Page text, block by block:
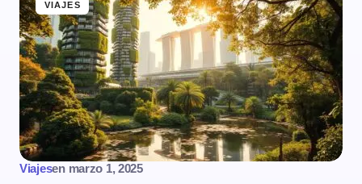
VIAJES
Viajesen marzo 1, 2025